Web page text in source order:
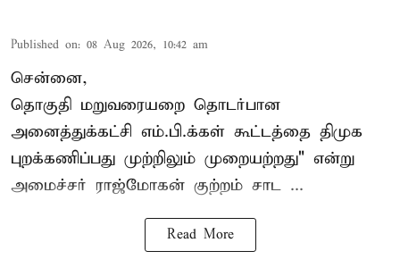
Published on: 08 Aug 2026, 10:42 am
சென்னை,
தொகுதி மறுவரையறை தொடர்பான
அனைத்துக்கட்சி எம்.பி.க்கள் கூட்டத்தை திமுக
புறக்கணிப்பது முற்றிலும் முறையற்றது" என்று
அமைச்சர் ராஜ்மோகன் குற்றம் சாட ...
Read More